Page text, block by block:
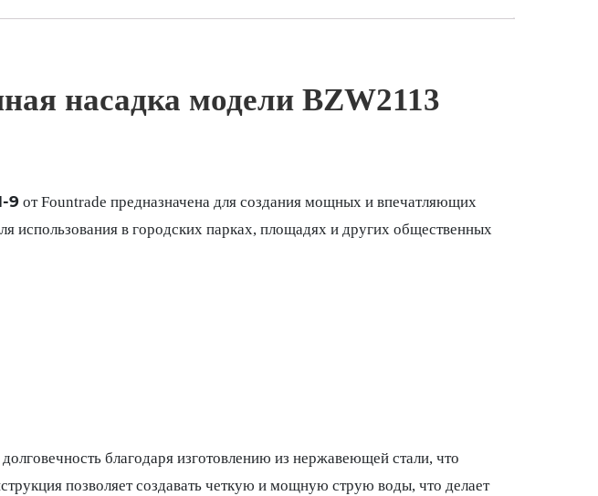
насадка модели BZW2113
9от Fountrade предназначена для создания мощных и впечатляющих
использования в городских парках, площадях и других общественных
благодаря изготовлению из нержавеющей стали, что
позволяет создавать четкую и мощную струю воды, что делает